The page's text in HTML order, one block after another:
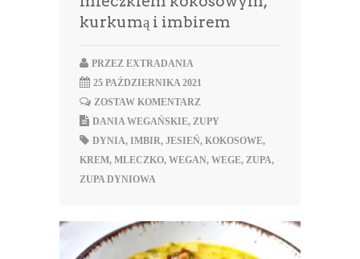
kurkumą i imbirem
PRZEZ EXTRADANIA
25 PAŹDZIERNIKA 2021
ZOSTAW KOMENTARZ
DANIA WEGAŃSKIE, ZUPY
DYNIA, IMBIR, JESIEŃ, KOKOSOWE,
KREM, MLECZKO, WEGAN, WEGE, ZUPA,
ZUPA DYNIOWA